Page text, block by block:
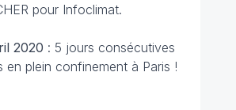
pour Infoclimat.
2020 : 5 jours consécutives
en plein confinement à Paris !